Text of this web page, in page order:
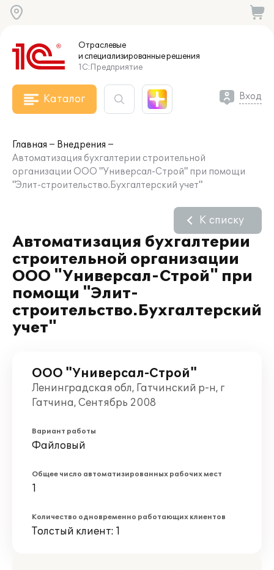
Отраслевые
и специализированныерешения
1С:Предприятие
Каталог Вход
Главная
Внедрения
Автоматизация бухгалтерии строительной
организации ООО "Универсал-Строй" при помощи
"Элит-строительство.Бухгалтерский учет"
Автоматизация бухгалтерии
строительной организации
ООО "Универсал-Строй" при
помощи "Элит-
строительство.Бухгалтерский
учет"
К списку
ООО "Универсал-Строй"
Ленинградская обл, Гатчинский р-н, г
Гатчина, Сентябрь 2008
Вариант работы
Файловый
Общее число автоматизированных рабочих мест
1
Количество одновременно работающих клиентов
Толстый клиент: 1